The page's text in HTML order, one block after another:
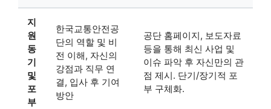
지
원
동
기
및
포
부
한국교통안전공
단의 역할 및 비
전 이해, 자신의
강점과 직무 연
결, 입사 후 기여
방안
공단 홈페이지, 보도자료
등을 통해 최신 사업 및
이슈 파악 후 자신만의 관
점 제시. 단기/장기적 포
부 구체화.